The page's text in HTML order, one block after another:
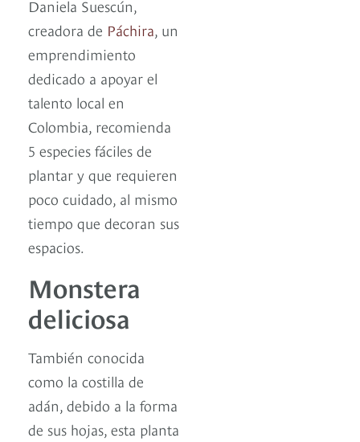
Daniela Suescún,
creadora de Páchira, un
emprendimiento
dedicado a apoyar el
talento local en
Colombia, recomienda
5 especies fáciles de
plantar y que requieren
poco cuidado, al mismo
tiempo que decoran sus
espacios.
Monstera
deliciosa
También conocida
como la costilla de
adán, debido a la forma
de sus hojas, esta planta